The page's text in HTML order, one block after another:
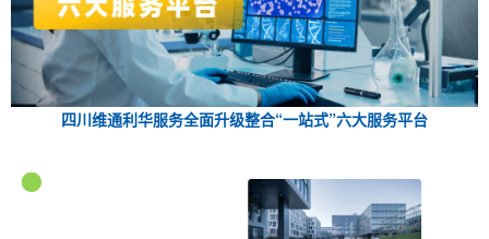
四川维通利华服务全面升级整合“一站式”六大服务平台